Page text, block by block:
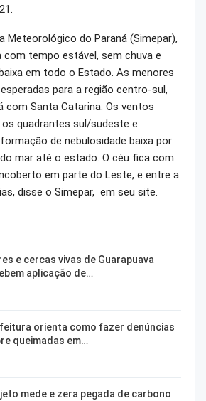
Meteorológico do Paraná (Simepar),
tempo estável, sem chuva e
em todo o Estado. As menores
para a região centro-sul,
com Santa Catarina. Os ventos
quadrantes sul/sudeste e
de nebulosidade baixa por
mar até o estado. O céu fica com
em parte do Leste, e entre a
disse o Simepar, em seu site.
e cercas vivas de Guarapuava
aplicação de…
orienta como fazer denúncias
queimadas em…
mede e zera pegada de carbono